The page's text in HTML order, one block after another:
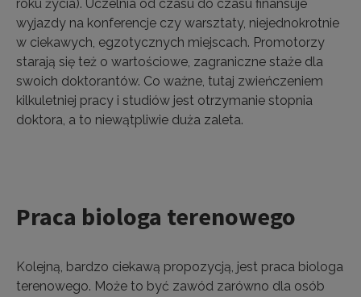
roku życia). Uczelnia od czasu do czasu finansuje
wyjazdy na konferencje czy warsztaty, niejednokrotnie
w ciekawych, egzotycznych miejscach. Promotorzy
starają się też o wartościowe, zagraniczne staże dla
swoich doktorantów. Co ważne, tutaj zwieńczeniem
kilkuletniej pracy i studiów jest otrzymanie stopnia
doktora, a to niewątpliwie duża zaleta.
Praca biologa terenowego
Kolejną, bardzo ciekawą propozycją, jest praca biologa
terenowego. Może to być zawód zarówno dla osób